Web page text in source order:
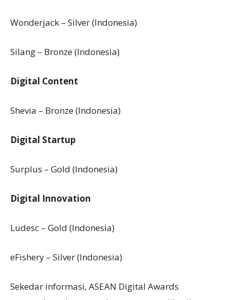
Wonderjack – Silver (Indonesia)
Silang – Bronze (Indonesia)
Digital Content
Shevia – Bronze (Indonesia)
Digital Startup
Surplus – Gold (Indonesia)
Digital Innovation
Ludesc – Gold (Indonesia)
eFishery – Silver (Indonesia)
Sekedar informasi, ASEAN Digital Awards